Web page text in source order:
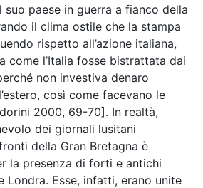
suo paese in guerra a fianco della
il clima ostile che la stampa
rispetto all’azione italiana,
come l’Italia fosse bistrattata dai
non investiva denaro
così come facevano le
2000, 69-70]. In realtà,
dei giornali lusitani
della Gran Bretagna è
la presenza di forti e antichi
Londra. Esse, infatti, erano unite